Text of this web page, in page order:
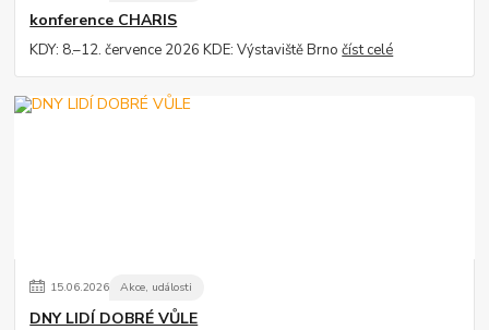
konference CHARIS
KDY: 8.–12. července 2026 KDE: Výstaviště Brnočíst celé
15.06.2026 Akce, události
DNY LIDÍ DOBRÉ VŮLE